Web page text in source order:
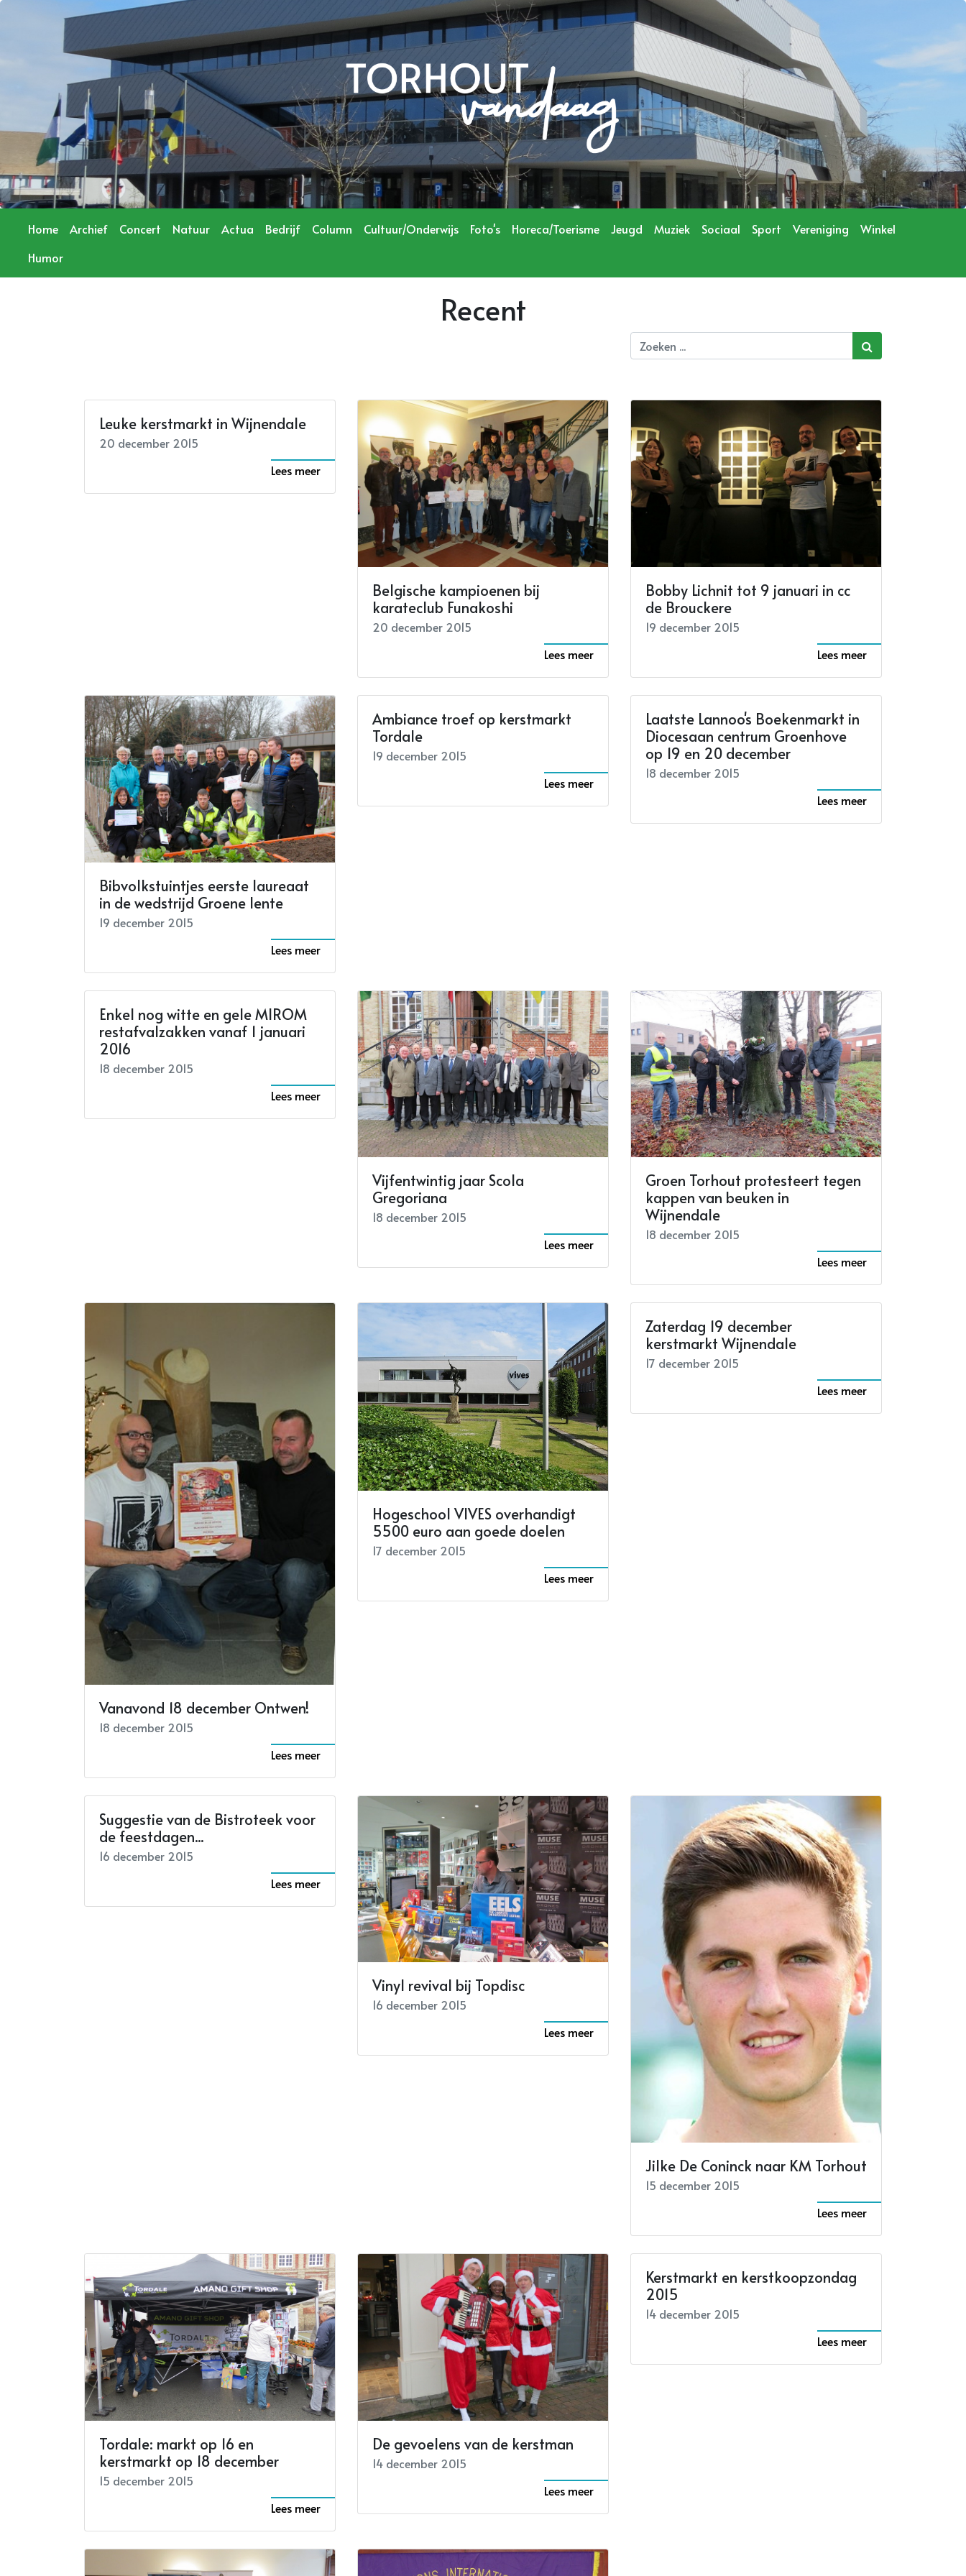
Home Archief Concert Natuur Actua Bedrijf Column Cultuur/Onderwijs Foto's Horeca/Toerisme Jeugd Muziek Sociaal Sport Vereniging
Winkel
Humor
Recent
Leuke kerstmarkt in Wijnendale
20 december 2015
Lees meer
Belgische kampioenen bij
karateclub Funakoshi
20 december 2015
Lees meer
Bobby Lichnit tot 9 januari in cc
de Brouckere
19 december 2015
Lees meer
Bibvolkstuintjes eerste laureaat
in de wedstrijd Groene lente
19 december 2015
Lees meer
Ambiance troef op kerstmarkt
Tordale
19 december 2015
Lees meer
Laatste Lannoo's Boekenmarkt in
Diocesaan centrum Groenhove
op 19 en 20 december
18 december 2015
Lees meer
Enkel nog witte en gele MIROM
restafvalzakken vanaf 1 januari
2016
18 december 2015
Lees meer
Vijfentwintig jaar Scola
Gregoriana
18 december 2015
Lees meer
Groen Torhout protesteert tegen
kappen van beuken in
Wijnendale
18 december 2015
Lees meer
Vanavond 18 december Ontwen!
18 december 2015
Lees meer
Hogeschool VIVES overhandigt
5500 euro aan goede doelen
17 december 2015
Lees meer
Zaterdag 19 december
kerstmarkt Wijnendale
17 december 2015
Lees meer
Suggestie van de Bistroteek voor
de feestdagen...
16 december 2015
Lees meer
Vinyl revival bij Topdisc
16 december 2015
Lees meer
Jilke De Coninck naar KM Torhout
15 december 2015
Lees meer
Tordale: markt op 16 en
kerstmarkt op 18 december
15 december 2015
Lees meer
De gevoelens van de kerstman
14 december 2015
Lees meer
Kerstmarkt en kerstkoopzondag
2015
14 december 2015
Lees meer